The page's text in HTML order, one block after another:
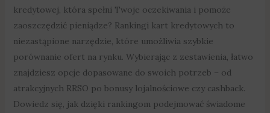
kredytowej, która spełni Twoje oczekiwania i pomoże
zaoszczędzić pieniądze? Rankingi kart kredytowych to
niezastąpione narzędzie, które umożliwia szybkie
porównanie ofert na rynku. Wybierając z zestawienia, łatwo
znajdziesz opcje dopasowane do swoich potrzeb – od
atrakcyjnych RRSO po bonusy lojalnościowe czy cashback.
Dowiedz się, jak dzięki rankingom podejmować świadome